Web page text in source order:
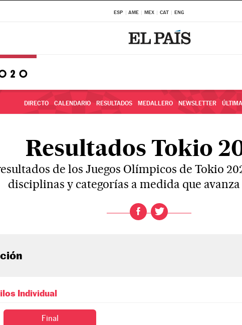
ESP AME MEX CAT ENG
DIRECTO CALENDARIO RESULTADOS MEDALLERO NEWSLETTER
Resultados Tokio
de los Juegos Olímpicos de Tokio
disciplinas y categorías a medida que
Individual
Final